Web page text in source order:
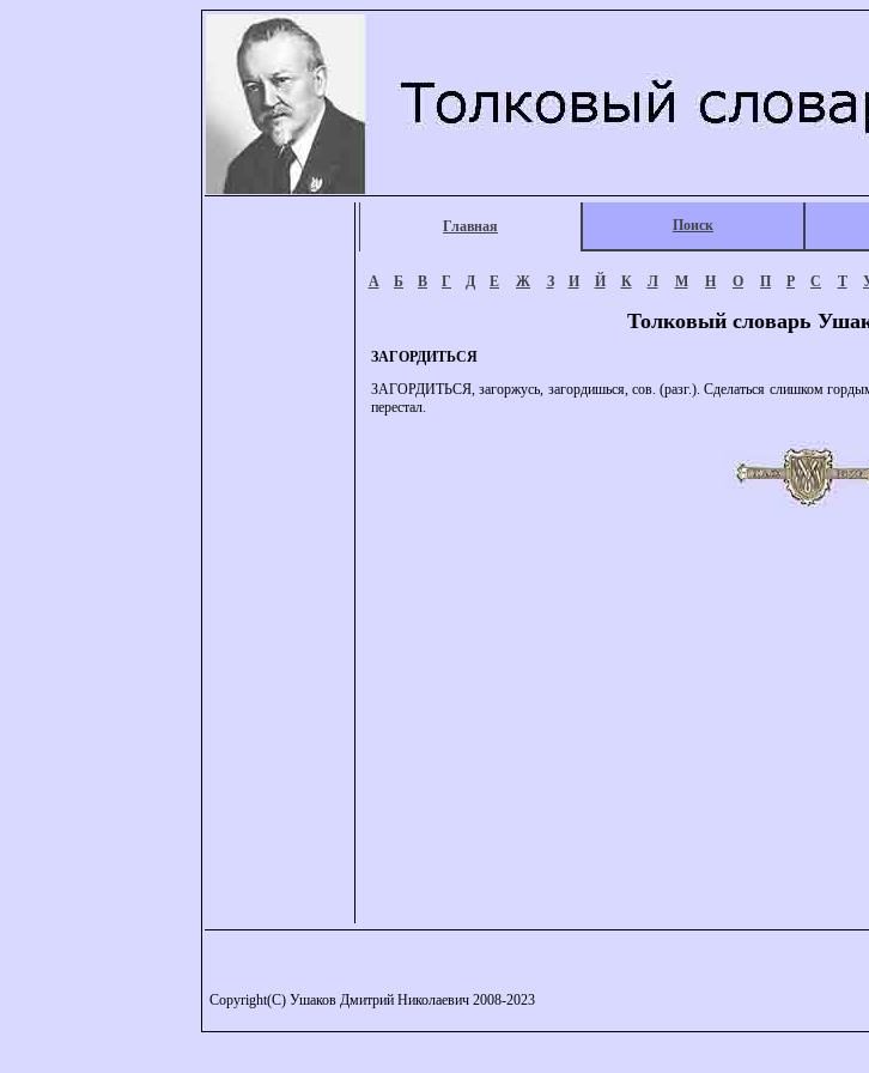
Главная Поиск
А Б В Г Д Е Ж З И Й К Л М Н О П Р С Т
Толковый словарь
ЗАГОРДИТЬСЯ
ЗАГОРДИТЬСЯ, загоржусь, загордишься, сов. (разг.). Сделаться слишком
перестал.
Copyright(C) Ушаков Дмитрий Николаевич 2008-2023